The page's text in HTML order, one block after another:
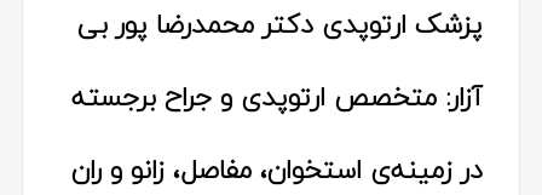
پزشک ارتوپدی دکتر محمدرضا پور بی
آزار: متخصص ارتوپدی و جراح برجسته
در زمینه‌ی استخوان، مفاصل، زانو و ران